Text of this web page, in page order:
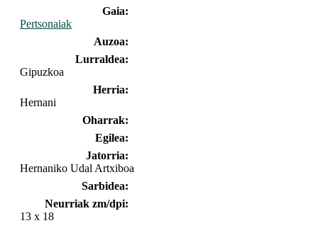
Gaia:
Pertsonaiak
Auzoa:
Lurraldea:
Gipuzkoa
Herria:
Hernani
Oharrak:
Egilea:
Jatorria:
Hernaniko Udal Artxiboa
Sarbidea:
Neurriak zm/dpi:
13 x 18